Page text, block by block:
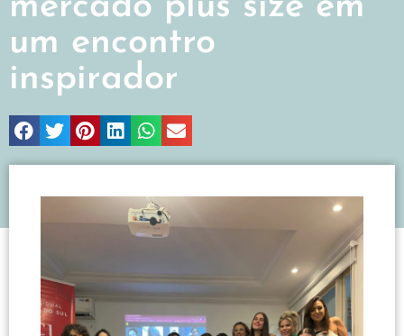
mercado plus size em
um encontro
inspirador